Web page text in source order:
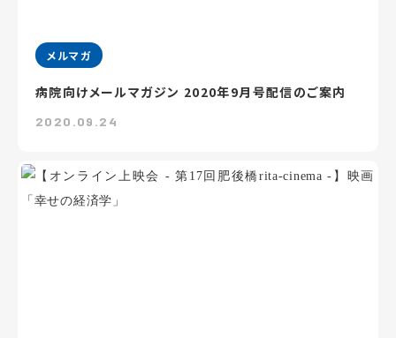
メルマガ
病院向けメールマガジン 2020年9月号配信のご案内
2020.09.24